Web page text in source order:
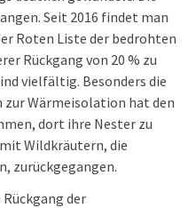
Seit 2016 findet man
Roten Liste der bedrohten
Rückgang von 20 % zu
vielfältig. Besonders die
zur Wärmeisolation hat den
dort ihre Nester zu
Wildkräutern, die
zurückgegangen.
der